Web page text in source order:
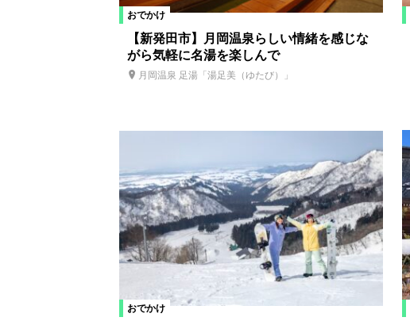
おでかけ
【新発田市】月岡温泉らしい情緒を感じな
がら気軽に名湯を楽しんで
月岡温泉 足湯「湯足美（ゆたび）」
おでかけ